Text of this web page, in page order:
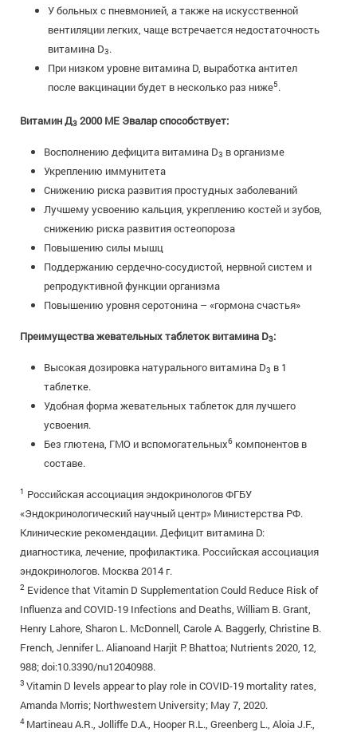
У больных с пневмонией, а также на искусственной
вентиляции легких, чаще встречается недостаточность
витамина D3.
При низком уровне витамина D, выработка антител
после вакцинации будет в несколько раз ниже5.
Витамин Д3 2000 МЕ Эвалар способствует:
Восполнению дефицита витамина D3 в организме
Укреплению иммунитета
Снижению риска развития простудных заболеваний
Лучшему усвоению кальция, укреплению костей и зубов,
снижению риска развития остеопороза
Повышению силы мышц
Поддержанию сердечно-сосудистой, нервной систем и
репродуктивной функции организма
Повышению уровня серотонина – «гормона счастья»
Преимущества жевательных таблеток витамина D3:
Высокая дозировка натурального витамина D3 в 1
таблетке.
Удобная форма жевательных таблеток для лучшего
усвоения.
Без глютена, ГМО и вспомогательных6 компонентов в
составе.
1 Российская ассоциация эндокринологов ФГБУ
«Эндокринологический научный центр» Министерства РФ.
Клинические рекомендации. Дефицит витамина D:
диагностика, лечение, профилактика. Российская ассоциация
эндокринологов. Москва 2014 г.
2 Evidence that Vitamin D Supplementation Could Reduce Risk of
Influenza and COVID-19 Infections and Deaths, William B. Grant,
Henry Lahore, Sharon L. McDonnell, Carole A. Baggerly, Christine B.
French, Jennifer L. Alianoand Harjit P. Bhattoa; Nutrients 2020, 12,
988; doi:10.3390/nu12040988.
3 Vitamin D levels appear to play role in COVID-19 mortality rates,
Amanda Morris; Northwestern University; May 7, 2020.
4 Martineau A.R., Jolliffe D.A., Hooper R.L., Greenberg L., Aloia J.F.,